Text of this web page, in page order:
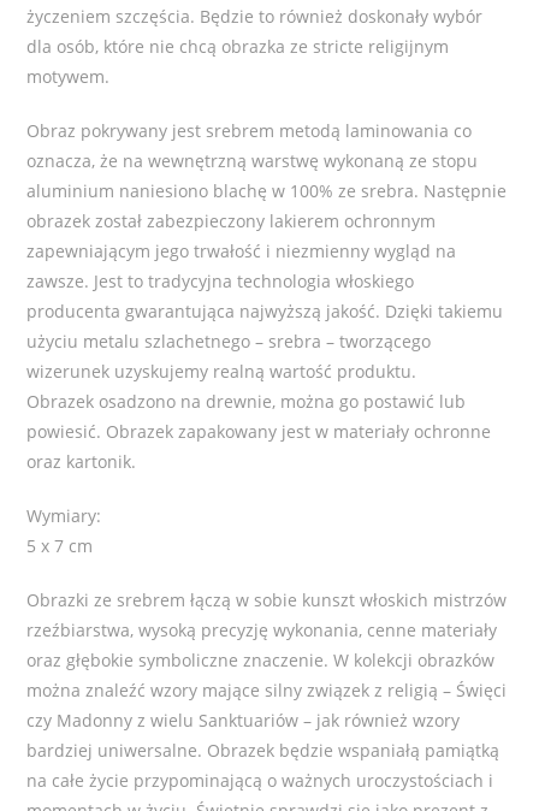
życzeniem szczęścia. Będzie to również doskonały wybór
dla osób, które nie chcą obrazka ze stricte religijnym
motywem.
Obraz pokrywany jest srebrem metodą laminowania co
oznacza, że na wewnętrzną warstwę wykonaną ze stopu
aluminium naniesiono blachę w 100% ze srebra. Następnie
obrazek został zabezpieczony lakierem ochronnym
zapewniającym jego trwałość i niezmienny wygląd na
zawsze. Jest to tradycyjna technologia włoskiego
producenta gwarantująca najwyższą jakość. Dzięki takiemu
użyciu metalu szlachetnego – srebra – tworzącego
wizerunek uzyskujemy realną wartość produktu.
Obrazek osadzono na drewnie, można go postawić lub
powiesić. Obrazek zapakowany jest w materiały ochronne
oraz kartonik.
Wymiary:
5 x 7 cm
Obrazki ze srebrem łączą w sobie kunszt włoskich mistrzów
rzeźbiarstwa, wysoką precyzję wykonania, cenne materiały
oraz głębokie symboliczne znaczenie. W kolekcji obrazków
można znaleźć wzory mające silny związek z religią – Święci
czy Madonny z wielu Sanktuariów – jak również wzory
bardziej uniwersalne. Obrazek będzie wspaniałą pamiątką
na całe życie przypominającą o ważnych uroczystościach i